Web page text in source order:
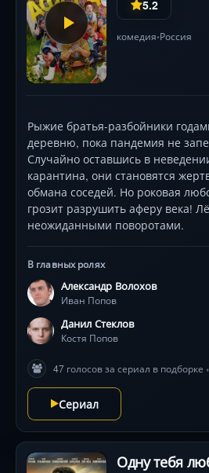
5.2
комедия•Россия
Рыжие братья-разбойники
деревню, пока пандемия не
Случайно оставшись в
карантина, они становятся
обмана соседей. Но роковая
грозит разрушить аферу века!
неожиданными поворотами.
В главных ролях
Александр Волохов
Иван Попов
Данил Стеклов
Костя Попов
47 голосов за сериал в
Сериал
Одну тебя